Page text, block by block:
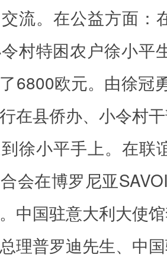
流。在公益方面：
村特困农户徐小平
6800欧元。由徐冠
在县侨办、小令村
徐小平手上。在联
会在博罗尼亚
中国驻意大利大使
理普罗迪先生、中